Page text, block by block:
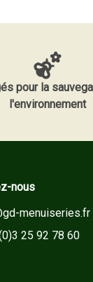
pour la
l'environnement
nous
menuiseries.fr
25 92 78 60